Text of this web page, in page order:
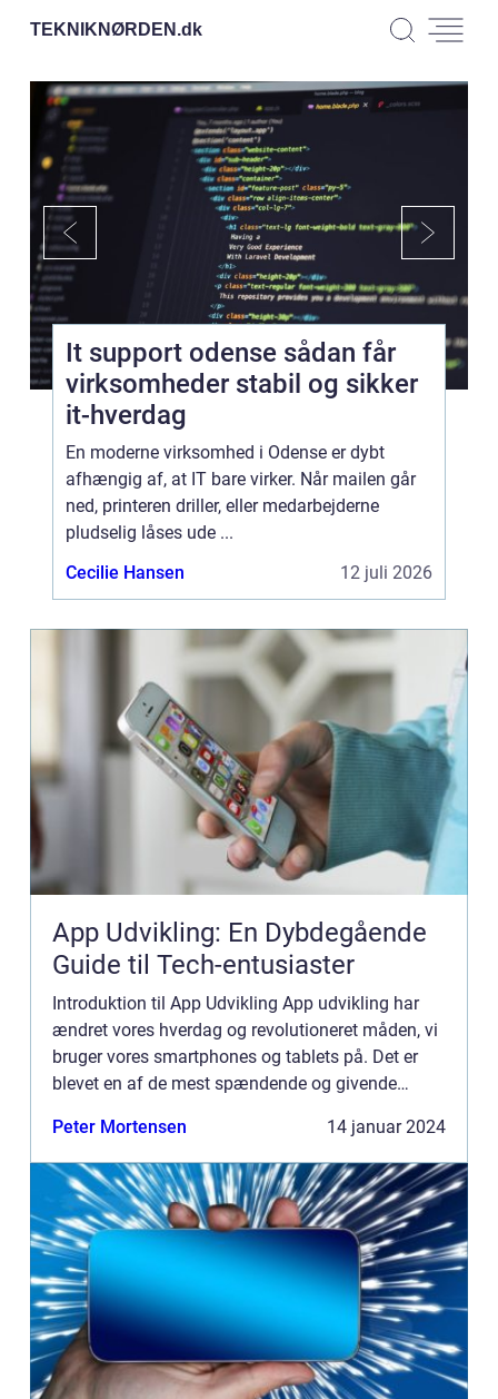
TEKNIKNØRDEN.dk
It support odense sådan får
virksomheder stabil og sikker
it-hverdag
En moderne virksomhed i Odense er dybt
afhængig af, at IT bare virker. Når mailen går
ned, printeren driller, eller medarbejderne
pludselig låses ude ...
Cecilie Hansen
12 juli 2026
App Udvikling: En Dybdegående
Guide til Tech-entusiaster
Introduktion til App Udvikling App udvikling har
ændret vores hverdag og revolutioneret måden, vi
bruger vores smartphones og tablets på. Det er
blevet en af de mest spændende og givende
du er inter...
Peter Mortensen 14 januar 2024